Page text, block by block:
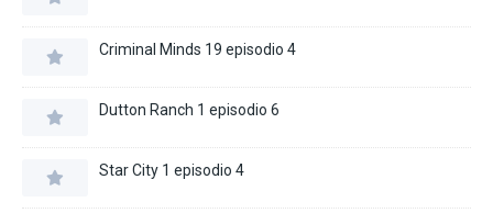
Criminal Minds 19 episodio 4
Dutton Ranch 1 episodio 6
Star City 1 episodio 4